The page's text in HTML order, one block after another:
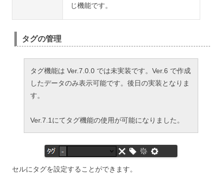
じ機能です。
タグの管理
タグ機能は Ver.7.0.0 では未実装です。Ver.6 で作成
したデータのみ表示可能です。後日の実装となりま
す。
Ver.7.1にてタグ機能の使用が可能になりました。
セルにタグを設定することができます。